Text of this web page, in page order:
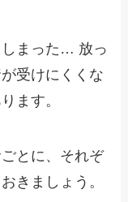
しまった… 放っ
受けにくくな
ます。
とに、それぞ
きましょう。